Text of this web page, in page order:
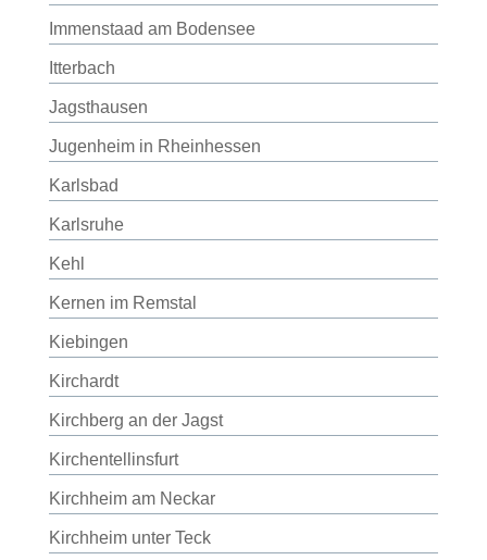
Immenstaad am Bodensee
Itterbach
Jagsthausen
Jugenheim in Rheinhessen
Karlsbad
Karlsruhe
Kehl
Kernen im Remstal
Kiebingen
Kirchardt
Kirchberg an der Jagst
Kirchentellinsfurt
Kirchheim am Neckar
Kirchheim unter Teck